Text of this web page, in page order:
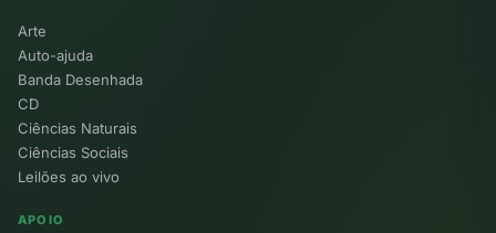
Arte
Auto-ajuda
Banda Desenhada
CD
Ciências Naturais
Ciências Sociais
Leilões ao vivo
APOIO